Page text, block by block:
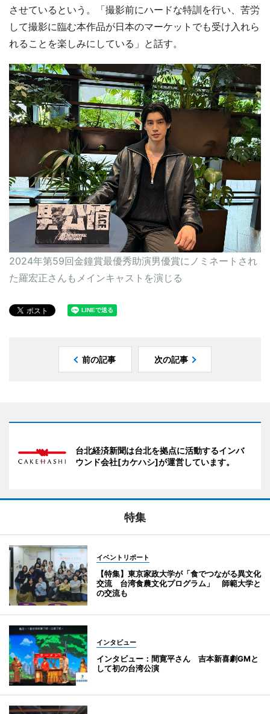
させているという。「撮影前にハードな特訓を行い、苦労
して撮影に臨む本作品が日本のマーケットでも受け入れら
れることを楽しみにしている」と話す。
2024年第59回金鐘賞最優秀助演男優賞にノミネートされ
た羅宏正さんもメインキャストを演じる
前の記事 次の記事
台北経済新聞は台北を拠点に活動するインバ
ウンド会社[カケハシ]が運営しています。
特集
イベントリポート
【特集】東京家政大学が「食でつながる異文化
交流 台湾食農文化プログラム」 師範大学と
の交流も
インタビュー
インタビュー：間寛平さん 吉本新喜劇GMと
して初の台湾公演